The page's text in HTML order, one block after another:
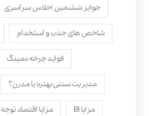
جوایز ششمین اجلاس سراسری
شاخص های جذب و استخدام
فواید چرخه دمینگ
مدیریت سنتی بهتره یا مدرن؟
مزایا BI مزایا اقتصاد توجه